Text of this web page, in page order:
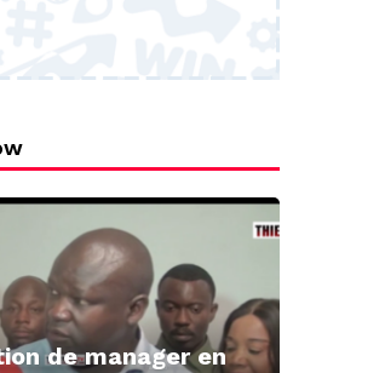
de manager en